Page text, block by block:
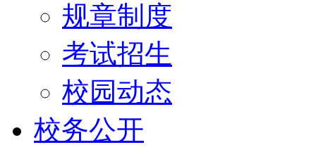
规章制度
考试招生
校园动态
校务公开